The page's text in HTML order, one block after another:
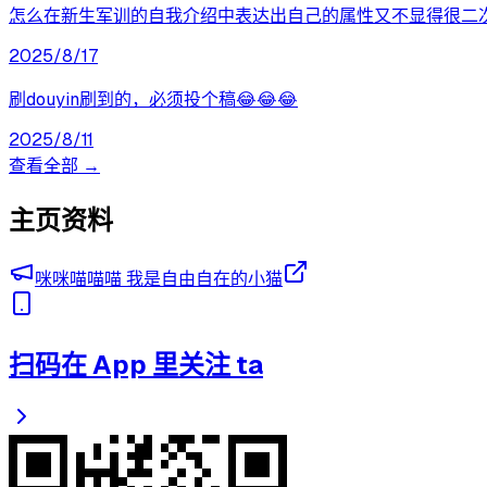
怎么在新生军训的自我介绍中表达出自己的属性又不显得很二
2025/8/17
刷douyin刷到的，必须投个稿😂😂😂
2025/8/11
查看全部 →
主页资料
咪咪喵喵喵 我是自由自在的小猫
扫码在 App 里关注 ta